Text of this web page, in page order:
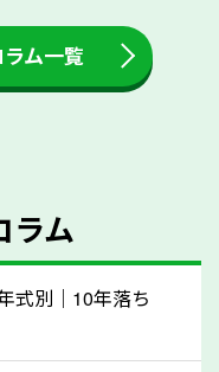
ります。廃車査定
返還があるかどう
愛知県のソコカラ
買取が可能です。
＝買取できない」
ム一覧
ラム
式別｜10年落ち